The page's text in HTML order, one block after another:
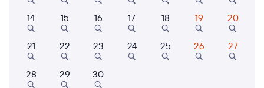
235С Проходящий 7,4
Анапа
Киренга
19:30 23:18
5 д 22 ч 48 м в пути
14 15 16 17 18 19 20
21 22 23 24 25 26 27
28 29 30